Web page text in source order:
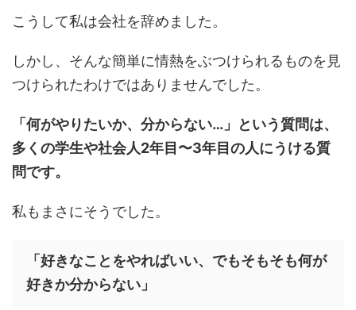
こうして私は会社を辞めました。
しかし、そんな簡単に情熱をぶつけられるものを見
つけられたわけではありませんでした。
「何がやりたいか、分からない…」という質問は、
多くの学生や社会人2年目〜3年目の人にうける質
問です。
私もまさにそうでした。
「好きなことをやればいい、でもそもそも何が
好きか分からない」